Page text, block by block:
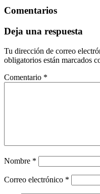
Comentarios
Deja una respuesta
Tu dirección de correo
obligatorios están marcados
Comentario *
Nombre *
Correo electrónico *